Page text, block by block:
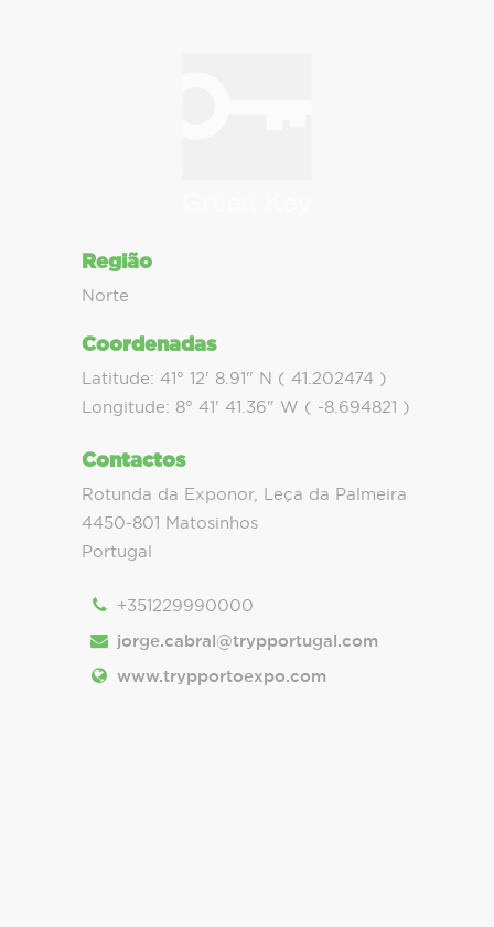
Região
Norte
Coordenadas
Latitude: 41° 12' 8.91" N ( 41.202474 )
Longitude: 8° 41' 41.36" W ( -8.694821 )
Contactos
Rotunda da Exponor, Leça da Palmeira
4450-801 Matosinhos
Portugal
+351229990000
jorge.cabral@trypportugal.com
www.trypportoexpo.com